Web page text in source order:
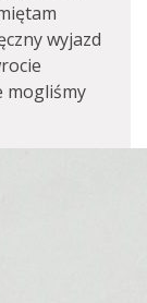
wyjazd
mogliśmy